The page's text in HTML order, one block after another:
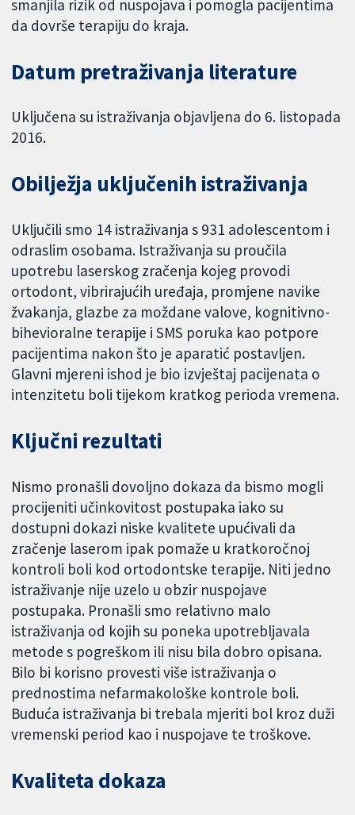
smanjila rizik od nuspojava i pomogla pacijentima
da dovrše terapiju do kraja.
Datum pretraživanja literature
Uključena su istraživanja objavljena do 6. listopada
2016.
Obilježja uključenih istraživanja
Uključili smo 14 istraživanja s 931 adolescentom i
odraslim osobama. Istraživanja su proučila
upotrebu laserskog zračenja kojeg provodi
ortodont, vibrirajućih uređaja, promjene navike
žvakanja, glazbe za moždane valove, kognitivno-
bihevioralne terapije i SMS poruka kao potpore
pacijentima nakon što je aparatić postavljen.
Glavni mjereni ishod je bio izvještaj pacijenata o
intenzitetu boli tijekom kratkog perioda vremena.
Ključni rezultati
Nismo pronašli dovoljno dokaza da bismo mogli
procijeniti učinkovitost postupaka iako su
dostupni dokazi niske kvalitete upućivali da
zračenje laserom ipak pomaže u kratkoročnoj
kontroli boli kod ortodontske terapije. Niti jedno
istraživanje nije uzelo u obzir nuspojave
postupaka. Pronašli smo relativno malo
istraživanja od kojih su poneka upotrebljavala
metode s pogreškom ili nisu bila dobro opisana.
Bilo bi korisno provesti više istraživanja o
prednostima nefarmakološke kontrole boli.
Buduća istraživanja bi trebala mjeriti bol kroz duži
vremenski period kao i nuspojave te troškove.
Kvaliteta dokaza